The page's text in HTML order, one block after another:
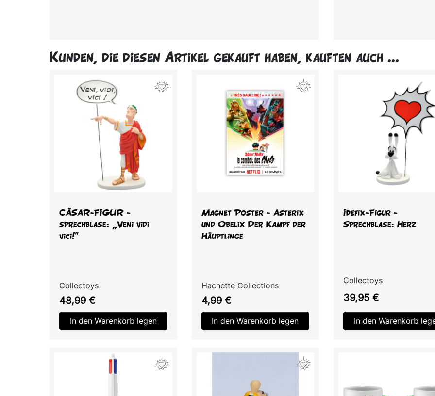
Kunden, die diesen Artikel gekauft haben, kauften auch ...
CÄSAR-FIGUR -
sprechblase: „Veni vidi
vici!"
Collectoys
Preis
48,99 €
In den Warenkorb legen
Magnet Poster - Asterix
und Obelix Der Kampf der
Häuptlinge
Hachette Collections
Preis
4,99 €
In den Warenkorb legen
Idefix-Figur -
Sprechblase: Herz
Collectoys
Preis
39,95 €
In den Warenkorb